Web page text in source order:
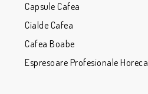
Capsule Cafea
Cialde Cafea
Cafea Boabe
Espresoare Profesionale Horeca